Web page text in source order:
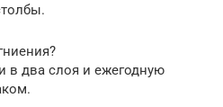
в два слоя и ежегодную